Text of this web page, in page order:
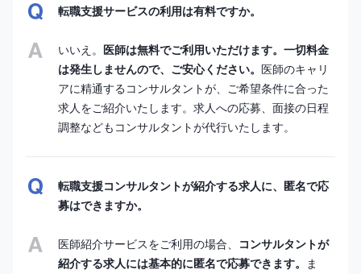
転職支援サービスの利用は有料ですか。
いいえ。 医師は無料でご利用いただけます。一切料金
は発生しませんので、ご安心ください。 医師のキャリ
アに精通するコンサルタントが、ご希望条件に合った
求人をご紹介いたします。求人への応募、面接の日程
調整などもコンサルタントが代行いたします。
転職支援コンサルタントが紹介する求人に、匿名で応
募はできますか。
医師紹介サービスをご利用の場合、
コンサルタントが
紹介する求人には基本的に匿名で応募できます。 ま